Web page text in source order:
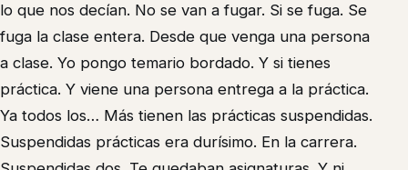
lo que nos decían. No se van a fugar. Si se fuga. Se
fuga la clase entera. Desde que venga una persona
a clase. Yo pongo temario bordado. Y si tienes
práctica. Y viene una persona entrega a la práctica.
Ya todos los… Más tienen las prácticas suspendidas.
Suspendidas prácticas era durísimo. En la carrera.